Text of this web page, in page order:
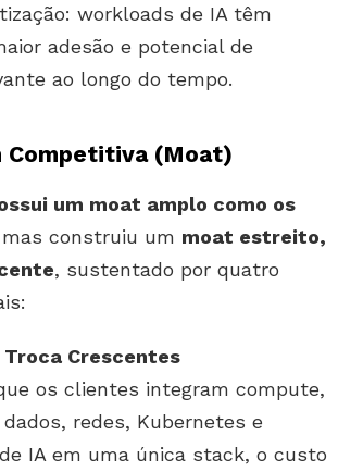
workloads de IA têm
adesão e potencial de
ao longo do tempo.
Competitiva (Moat)
um moat amplo como os
construiu um moat estreito,
, sustentado por quatro
Troca Crescentes
os clientes integram compute,
redes, Kubernetes e
IA em uma única stack, o custo